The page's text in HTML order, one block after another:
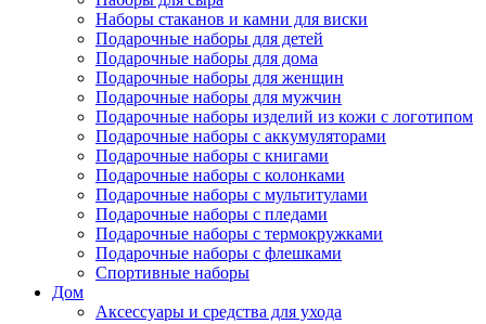
Наборы стаканов и камни для виски
Подарочные наборы для детей
Подарочные наборы для дома
Подарочные наборы для женщин
Подарочные наборы для мужчин
Подарочные наборы изделий из кожи с логотипом
Подарочные наборы с аккумуляторами
Подарочные наборы с книгами
Подарочные наборы с колонками
Подарочные наборы с мультитулами
Подарочные наборы с пледами
Подарочные наборы с термокружками
Подарочные наборы с флешками
Спортивные наборы
Дом
Аксессуары и средства для ухода